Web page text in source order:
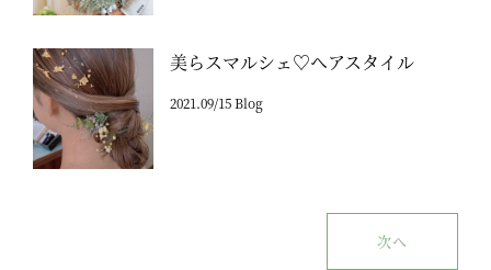
美らスマルシェ♡ヘアスタイル
2021.09/15 Blog
次へ